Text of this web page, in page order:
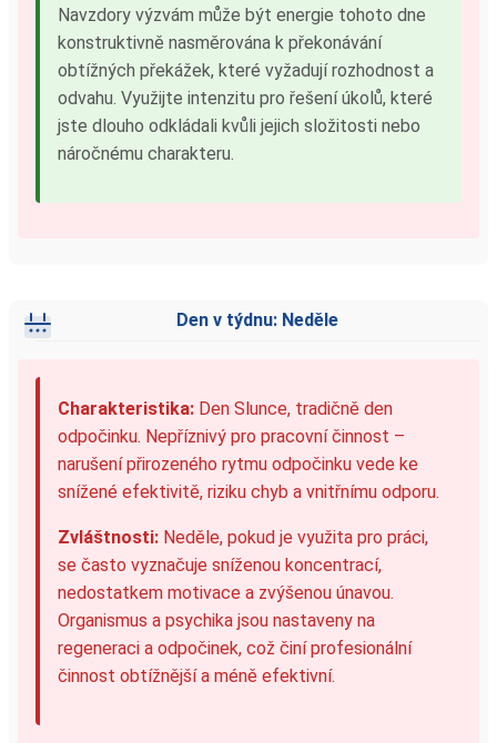
Navzdory výzvám může být energie tohoto dne
konstruktivně nasměrována k překonávání
obtížných překážek, které vyžadují rozhodnost a
odvahu. Využijte intenzitu pro řešení úkolů, které
jste dlouho odkládali kvůli jejich složitosti nebo
náročnému charakteru.
Den v týdnu: Neděle
Charakteristika: Den Slunce, tradičně den
odpočinku. Nepříznivý pro pracovní činnost –
narušení přirozeného rytmu odpočinku vede ke
snížené efektivitě, riziku chyb a vnitřnímu odporu.
Zvláštnosti: Neděle, pokud je využita pro práci,
se často vyznačuje sníženou koncentrací,
nedostatkem motivace a zvýšenou únavou.
Organismus a psychika jsou nastaveny na
regeneraci a odpočinek, což činí profesionální
činnost obtížnější a méně efektivní.